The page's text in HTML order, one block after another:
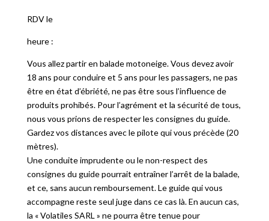
RDV le
heure :
Vous allez partir en balade motoneige. Vous devez avoir
18 ans pour conduire et 5 ans pour les passagers, ne pas
être en état d’ébriété, ne pas être sous l’influence de
produits prohibés. Pour l’agrément et la sécurité de tous,
nous vous prions de respecter les consignes du guide.
Gardez vos distances avec le pilote qui vous précède (20
mètres).
Une conduite imprudente ou le non-respect des
consignes du guide pourrait entraîner l’arrêt de la balade,
et ce, sans aucun remboursement. Le guide qui vous
accompagne reste seul juge dans ce cas là. En aucun cas,
la « Volatiles SARL » ne pourra être tenue pour